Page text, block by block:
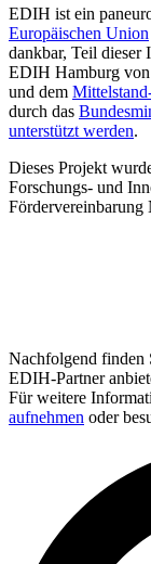
EDIH ist ein
Europäischen Union
dankbar, Teil dieser
EDIH Hamburg
und dem
durch das
unterstützt werden.
Dieses Projekt
Forschungs- und
Fördervereinbarung
Nachfolgend finden
EDIH-Partner
Für weitere
aufnehmen oder